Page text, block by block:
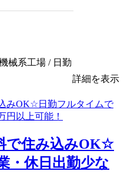
械系工場 / 日勤
詳細を表示
で住み込みOK☆
・休日出勤少な